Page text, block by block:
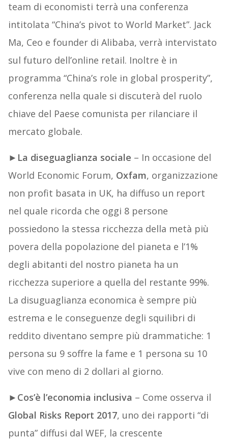
team di economisti terrà una conferenza
intitolata “China’s pivot to World Market”. Jack
Ma, Ceo e founder di Alibaba, verrà intervistato
sul futuro dell’online retail. Inoltre è in
programma “China’s role in global prosperity”,
conferenza nella quale si discuterà del ruolo
chiave del Paese comunista per rilanciare il
mercato globale.
► La diseguaglianza sociale – In occasione del
World Economic Forum, Oxfam, organizzazione
non profit basata in UK, ha diffuso un report
nel quale ricorda che oggi 8 persone
possiedono la stessa ricchezza della metà più
povera della popolazione del pianeta e l’1%
degli abitanti del nostro pianeta ha un
ricchezza superiore a quella del restante 99%.
La disuguaglianza economica è sempre più
estrema e le conseguenze degli squilibri di
reddito diventano sempre più drammatiche: 1
persona su 9 soffre la fame e 1 persona su 10
vive con meno di 2 dollari al giorno.
► Cos’è l’economia inclusiva – Come osserva il
Global Risks Report 2017, uno dei rapporti “di
punta” diffusi dal WEF, la crescente